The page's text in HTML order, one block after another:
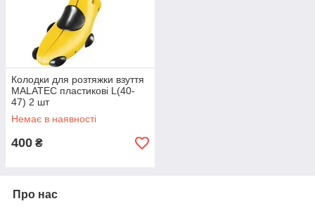
Колодки для розтяжки взуття
MALATEC пластикові L(40-
47) 2 шт
Немає в наявності
400 ₴
Про нас